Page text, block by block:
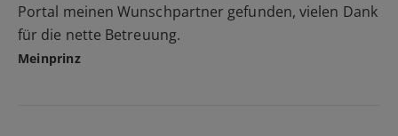
Portal meinen Wunschpartner gefunden, vielen Dank
für die nette Betreuung.
Meinprinz